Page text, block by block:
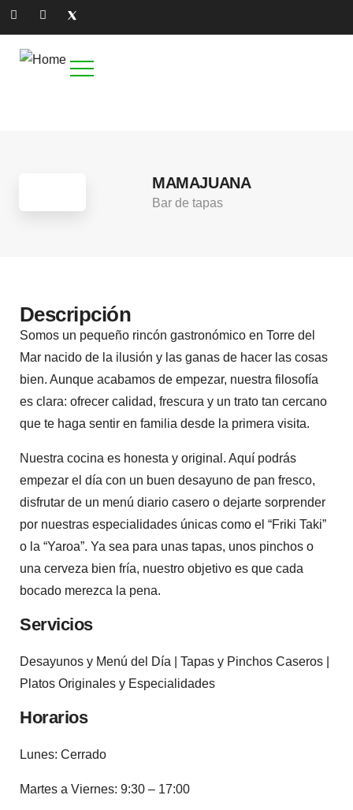
MAMAJUANA
Bar de tapas
Descripción
Somos un pequeño rincón gastronómico en Torre del
Mar nacido de la ilusión y las ganas de hacer las cosas
bien. Aunque acabamos de empezar, nuestra filosofía
es clara: ofrecer calidad, frescura y un trato tan cercano
que te haga sentir en familia desde la primera visita.
Nuestra cocina es honesta y original. Aquí podrás
empezar el día con un buen desayuno de pan fresco,
disfrutar de un menú diario casero o dejarte sorprender
por nuestras especialidades únicas como el “Friki Taki”
o la “Yaroa”. Ya sea para unas tapas, unos pinchos o
una cerveza bien fría, nuestro objetivo es que cada
bocado merezca la pena.
Servicios
Desayunos y Menú del Día | Tapas y Pinchos Caseros |
Platos Originales y Especialidades
Horarios
Lunes: Cerrado
Martes a Viernes: 9:30 – 17:00